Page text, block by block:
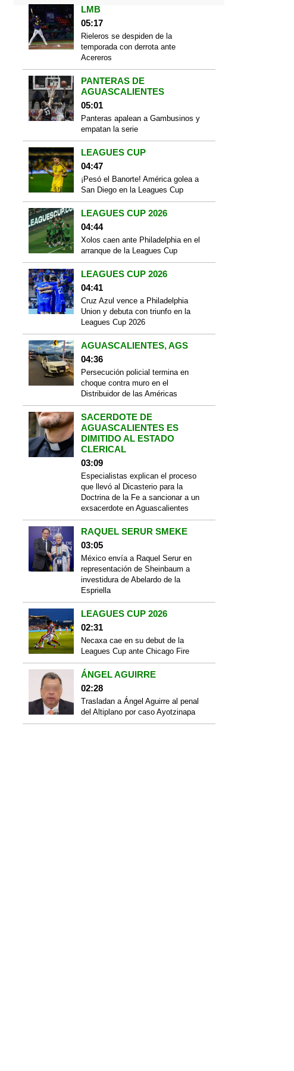
LMB
05:17
Rieleros se despiden de la
temporada con derrota ante
Acereros
PANTERAS DE
AGUASCALIENTES
05:01
Panteras apalean a Gambusinos y
empatan la serie
LEAGUES CUP
04:47
¡Pesó el Banorte! América golea a
San Diego en la Leagues Cup
LEAGUES CUP 2026
04:44
Xolos caen ante Philadelphia en el
arranque de la Leagues Cup
LEAGUES CUP 2026
04:41
Cruz Azul vence a Philadelphia
Union y debuta con triunfo en la
Leagues Cup 2026
AGUASCALIENTES, AGS
04:36
Persecución policial termina en
choque contra muro en el
Distribuidor de las Américas
SACERDOTE DE
AGUASCALIENTES ES
DIMITIDO AL ESTADO
CLERICAL
03:09
Especialistas explican el proceso
que llevó al Dicasterio para la
Doctrina de la Fe a sancionar a un
exsacerdote en Aguascalientes
RAQUEL SERUR SMEKE
03:05
México envía a Raquel Serur en
representación de Sheinbaum a
investidura de Abelardo de la
Espriella
LEAGUES CUP 2026
02:31
Necaxa cae en su debut de la
Leagues Cup ante Chicago Fire
ÁNGEL AGUIRRE
02:28
Trasladan a Ángel Aguirre al penal
del Altiplano por caso Ayotzinapa